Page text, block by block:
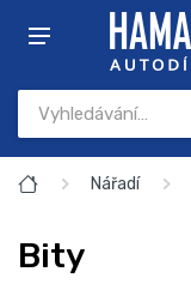
Nářadí
Bity